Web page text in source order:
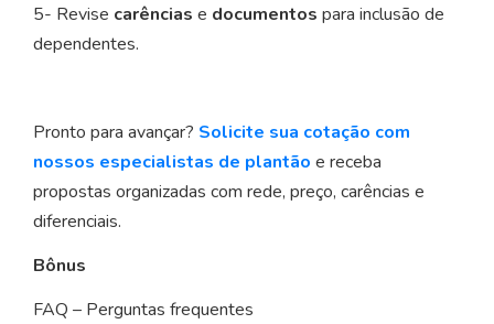
5- Revise carências e documentos para inclusão de
dependentes.
Pronto para avançar? Solicite sua cotação com
nossos especialistas de plantão e receba
propostas organizadas com rede, preço, carências e
diferenciais.
Bônus
FAQ – Perguntas frequentes